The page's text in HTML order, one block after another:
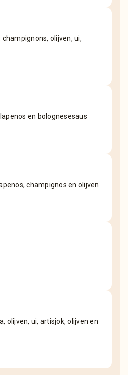
olijven, ui,
en bolognesesaus
champignos en olijven
olijven, ui, artisjok, olijven en